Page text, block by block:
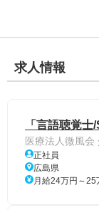
求人情報
「言語聴覚
医療法人微風会
正社員
広島県
月給24万円～25